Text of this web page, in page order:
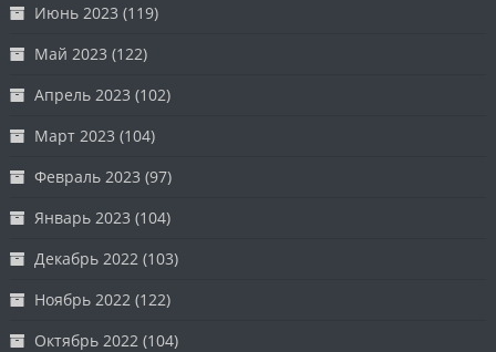
Июнь 2023 (119)
Май 2023 (122)
Апрель 2023 (102)
Март 2023 (104)
Февраль 2023 (97)
Январь 2023 (104)
Декабрь 2022 (103)
Ноябрь 2022 (122)
Октябрь 2022 (104)